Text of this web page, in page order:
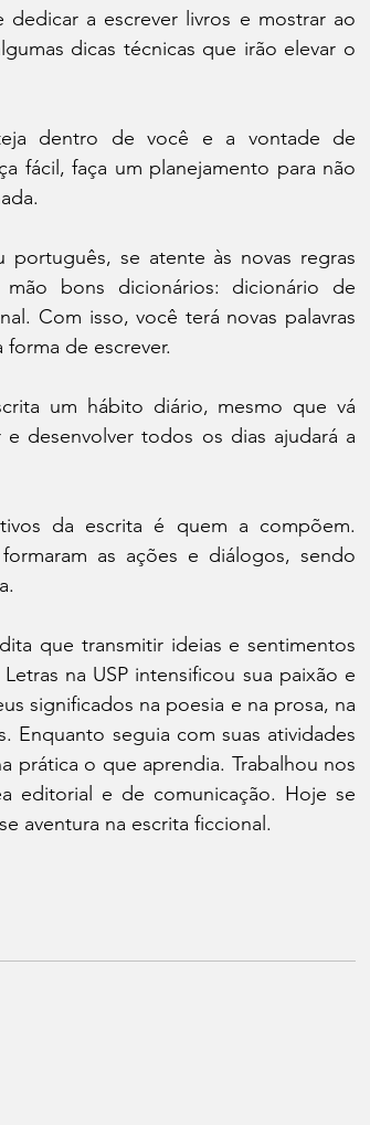
a escrever livros e mostrar ao
dicas técnicas que irão elevar o
dentro de você e a vontade de
fácil, faça um planejamento para não
se atente às novas regras
bons dicionários: dicionário de
Com isso, você terá novas palavras
de escrever.
um hábito diário, mesmo que vá
desenvolver todos os dias ajudará a
da escrita é quem a compõem.
as ações e diálogos, sendo
que transmitir ideias e sentimentos
na USP intensificou sua paixão e
significados na poesia e na prosa, na
Enquanto seguia com suas atividades
prática o que aprendia. Trabalhou nos
editorial e de comunicação. Hoje se
aventura na escrita ficcional.